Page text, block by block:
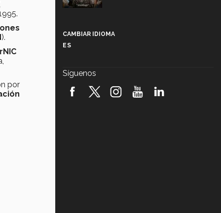
).
por
robótica FIRST 2026! (video)
CAMBIAR IDIOMA
ES
Síguenos